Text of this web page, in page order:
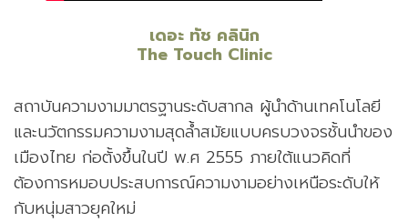
เดอะ ทัช คลินิก
The Touch Clinic
สถาบันความงามมาตรฐานระดับสากล ผู้นำด้านเทคโนโลยี
และนวัตกรรมความงามสุดล้ำสมัยแบบครบวงจรชั้นนำของ
เมืองไทย ก่อตั้งขึ้นในปี พ.ศ 2555 ภายใต้แนวคิดที่
ต้องการหมอบประสบการณ์ความงามอย่างเหนือระดับให้
กับหนุ่มสาวยุคใหม่